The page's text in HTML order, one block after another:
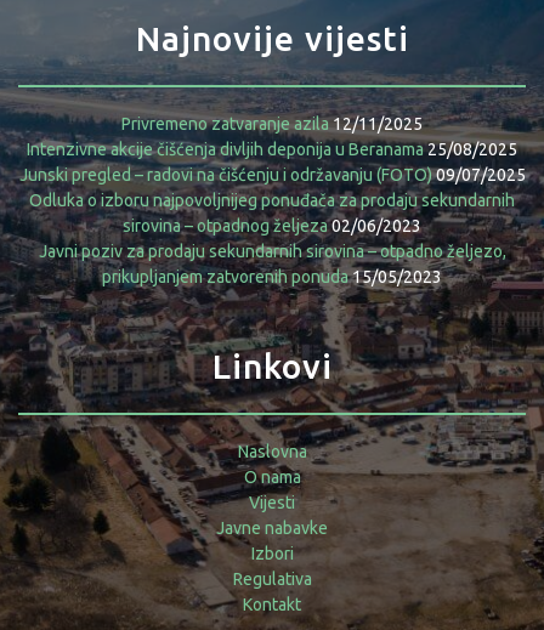
Najnovije vijesti
Privremeno zatvaranje azila12/11/2025
Intenzivne akcije čišćenja divljih deponija u Beranama25/08/2025
Junski pregled – radovi na čišćenju i održavanju (FOTO)09/07/2025
Odluka o izboru najpovoljnijeg ponuđača za prodaju sekundarnih
sirovina – otpadnog željeza02/06/2023
Javni poziv za prodaju sekundarnih sirovina – otpadno željezo,
prikupljanjem zatvorenih ponuda15/05/2023
Linkovi
Naslovna
O nama
Vijesti
Javne nabavke
Izbori
Regulativa
Kontakt